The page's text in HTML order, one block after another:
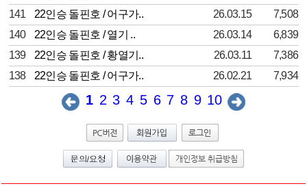
141
22인승 돌핀호 / 어구가.. 26.03.15
7,508
140
22인승 돌핀호 / 열기 .. 26.03.14
6,839
139
22인승 돌핀호 / 황열기.. 26.03.11
7,386
138
22인승 돌핀호 / 어구가.. 26.02.21 7,934
1 2 3 4 5 6 7 8 9 10